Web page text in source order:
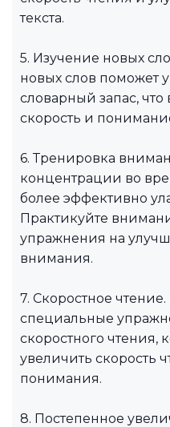
текста.
5. Изучение новых
новых слов поможет
словарный запас,
скорость и
6. Тренировка
концентрации во
более эффективно
Практикуйте
упражнения на
внимания.
7. Скоростное
специальные
скоростного чтения,
увеличить скорость
понимания.
8. Постепенное